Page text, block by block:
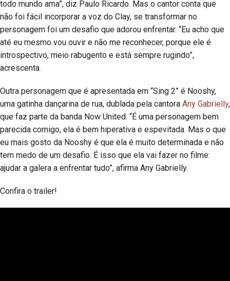
todo mundo ama”, diz Paulo Ricardo. Mas o cantor conta que
não foi fácil incorporar a voz do Clay, se transformar no
personagem foi um desafio que adorou enfrentar. “Eu acho que
até eu mesmo vou ouvir e não me reconhecer, porque ele é
introspectivo, meio rabugento e está sempre rugindo”,
acrescenta.
Outra personagem que é apresentada em “Sing 2” é Nooshy,
uma gatinha dançarina de rua, dublada pela cantora Any Gabrielly,
que faz parte da banda Now United. “É uma personagem bem
parecida comigo, ela é bem hiperativa e espevitada. Mas o que
eu mais gosto da Nooshy é que ela é muito determinada e não
tem medo de um desafio. É isso que ela vai fazer no filme:
ajudar a galera a enfrentar tudo”, afirma Any Gabrielly.
Confira o trailer!